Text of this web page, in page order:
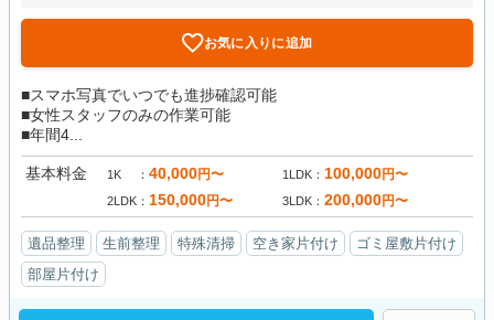
お気に入りに追加
■スマホ写真でいつでも進捗確認可能
■女性スタッフのみの作業可能
■年間4...
基本料金 1K 40,000円〜 1LDK 100,000円〜
2LDK 150,000円〜 3LDK 200,000円〜
遺品整理 生前整理 特殊清掃 空き家片付け
ゴミ屋敷片付け
部屋片付け